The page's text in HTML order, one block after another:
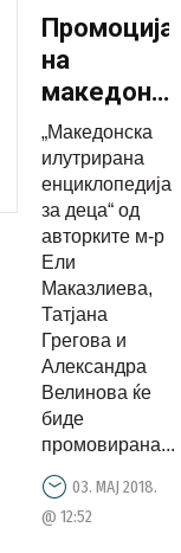
Промоција
на
за деца
на Саем
на книга
„Македонска
илутрирана
енциклопедија
за деца“ од
авторките м-р
Ели
Маказлиева,
Татјана
Грегова и
Александра
Велинова ќе
биде
промовирана...
03. МАЈ 2018.
@ 12:52